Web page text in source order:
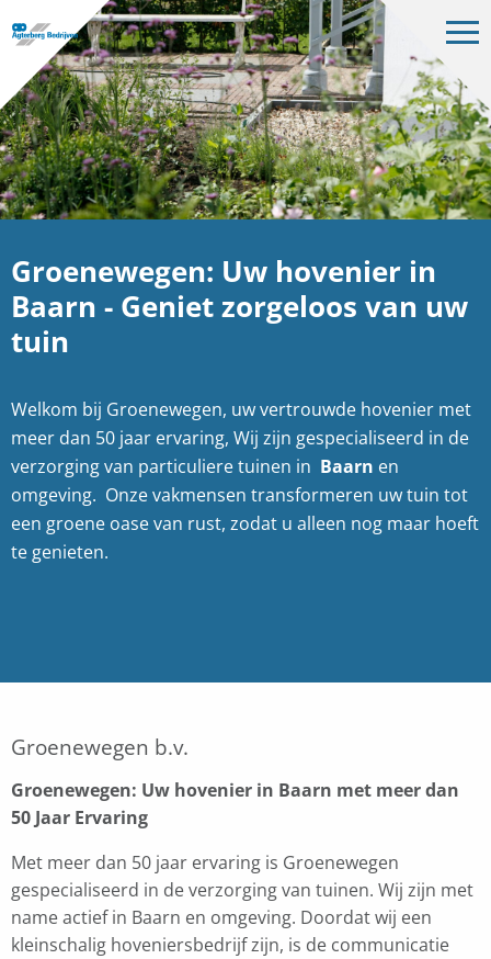
Bedrijven
Projecten
Over ons
Vacatures
Contact
Groenewegen: Uw hovenier in
Baarn - Geniet zorgeloos van uw
tuin
Welkom bij Groenewegen, uw vertrouwde hovenier met
meer dan 50 jaar ervaring, Wij zijn gespecialiseerd in de
verzorging van particuliere tuinen in Baarn en
omgeving. Onze vakmensen transformeren uw tuin tot
een groene oase van rust, zodat u alleen nog maar hoeft
te genieten.
Groenewegen b.v.
Groenewegen: Uw hovenier in Baarn met meer dan
50 Jaar Ervaring
Met meer dan 50 jaar ervaring is Groenewegen
gespecialiseerd in de verzorging van tuinen. Wij zijn met
name actief in Baarn en omgeving. Doordat wij een
kleinschalig hoveniersbedrijf zijn, is de communicatie